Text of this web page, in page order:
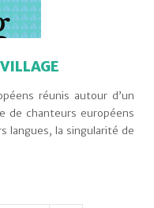
réunis autour d’un
de chanteurs européens
langues, la singularité de